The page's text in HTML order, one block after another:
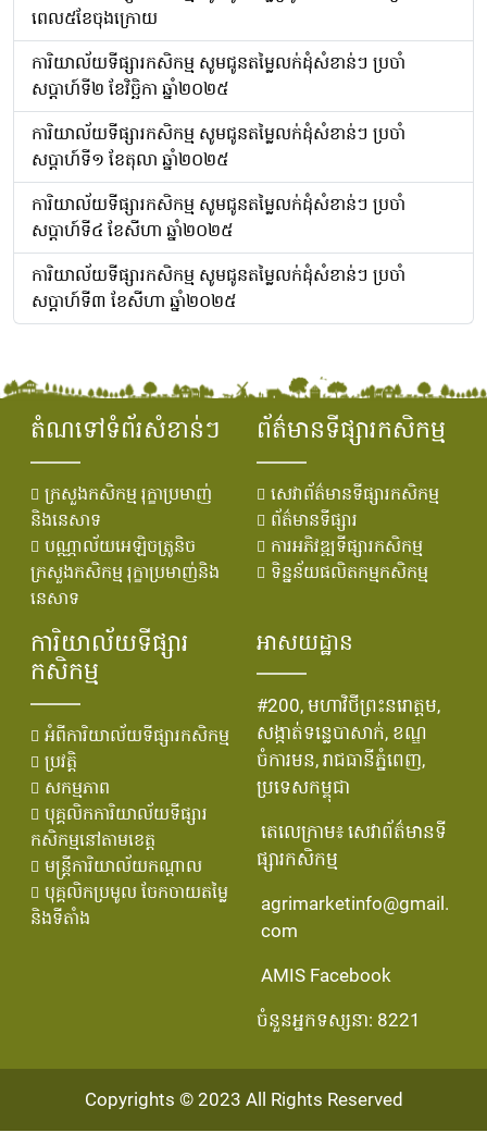
ពេល៥ខែចុងក្រោយ
ការិយាល័យទីផ្សារកសិកម្ម សូមជូនតម្លៃលក់ដុំសំខាន់ៗ ប្រចាំ
សប្តាហ៍ទី២ ខែវិច្ឆិកា ឆ្នាំ២០២៥
ការិយាល័យទីផ្សារកសិកម្ម សូមជូនតម្លៃលក់ដុំសំខាន់ៗ ប្រចាំ
សប្តាហ៍ទី១ ខែតុលា ឆ្នាំ២០២៥
ការិយាល័យទីផ្សារកសិកម្ម សូមជូនតម្លៃលក់ដុំសំខាន់ៗ ប្រចាំ
សប្តាហ៍ទី៤ ខែសីហា ឆ្នាំ២០២៥
ការិយាល័យទីផ្សារកសិកម្ម សូមជូនតម្លៃលក់ដុំសំខាន់ៗ ប្រចាំ
សប្តាហ៍ទី៣ ខែសីហា ឆ្នាំ២០២៥
តំណទៅទំព័រសំខាន់ៗ
ក្រសួងកសិកម្ម រុក្ខាប្រមាញ់
និងនេសាទ
បណ្ណាល័យអេឡិចត្រូនិច
ក្រសួងកសិកម្ម រុក្ខាប្រមាញ់និង
នេសាទ
ព័ត៌មានទីផ្សារកសិកម្ម
សេវាព័ត៌មានទីផ្សារកសិកម្ម
ព័ត៌មានទីផ្សារ
ការអភិវឌ្ឍទីផ្សារកសិកម្ម
ទិន្នន័យផលិតកម្មកសិកម្ម
ការិយាល័យទីផ្សារ
កសិកម្ម
អំពីការិយាល័យទីផ្សារកសិកម្ម
ប្រវតិ្ត
សកម្មភាព
បុគ្គលិកការិយាល័យទីផ្សារ
កសិកម្មនៅតាមខេត្ត
មន្រ្ដីការិយាល័យកណ្ដាល
បុគ្គលិកប្រមូល ចែកចាយតម្លៃ
និងទីតាំង
អាសយដ្ឋាន
#200, មហាវិថីព្រះនរោត្តម,
សង្កាត់ទន្លេបាសាក់, ខណ្ឌ
ចំការមន, រាជធានីភ្នំពេញ,
ប្រទេសកម្ពុជា
តេលេក្រាម៖ សេវាព័ត៌មានទី
ផ្សារកសិកម្ម
agrimarketinfo@gmail.
com
AMIS Facebook
ចំនួនអ្នកទស្សនា: 8221
Copyrights © 2023 All Rights Reserved